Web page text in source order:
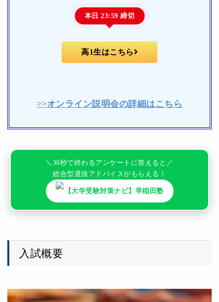
本日 23:59 締切
高1生はこちら
>>オンライン説明会の詳細はこちら
＼30秒で終わるアンケートに答えると／
総合型選抜アドバイスがもらえる！
【大学受験対策ナビ】早稲田塾
入試概要